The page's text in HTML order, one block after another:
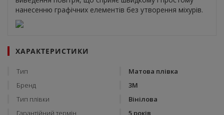
нанесенню графічних елементів без утворення міхурів.
ХАРАКТЕРИСТИКИ
Тип
Матова плівка
Бренд
3М
Тип плівки
Вінілова